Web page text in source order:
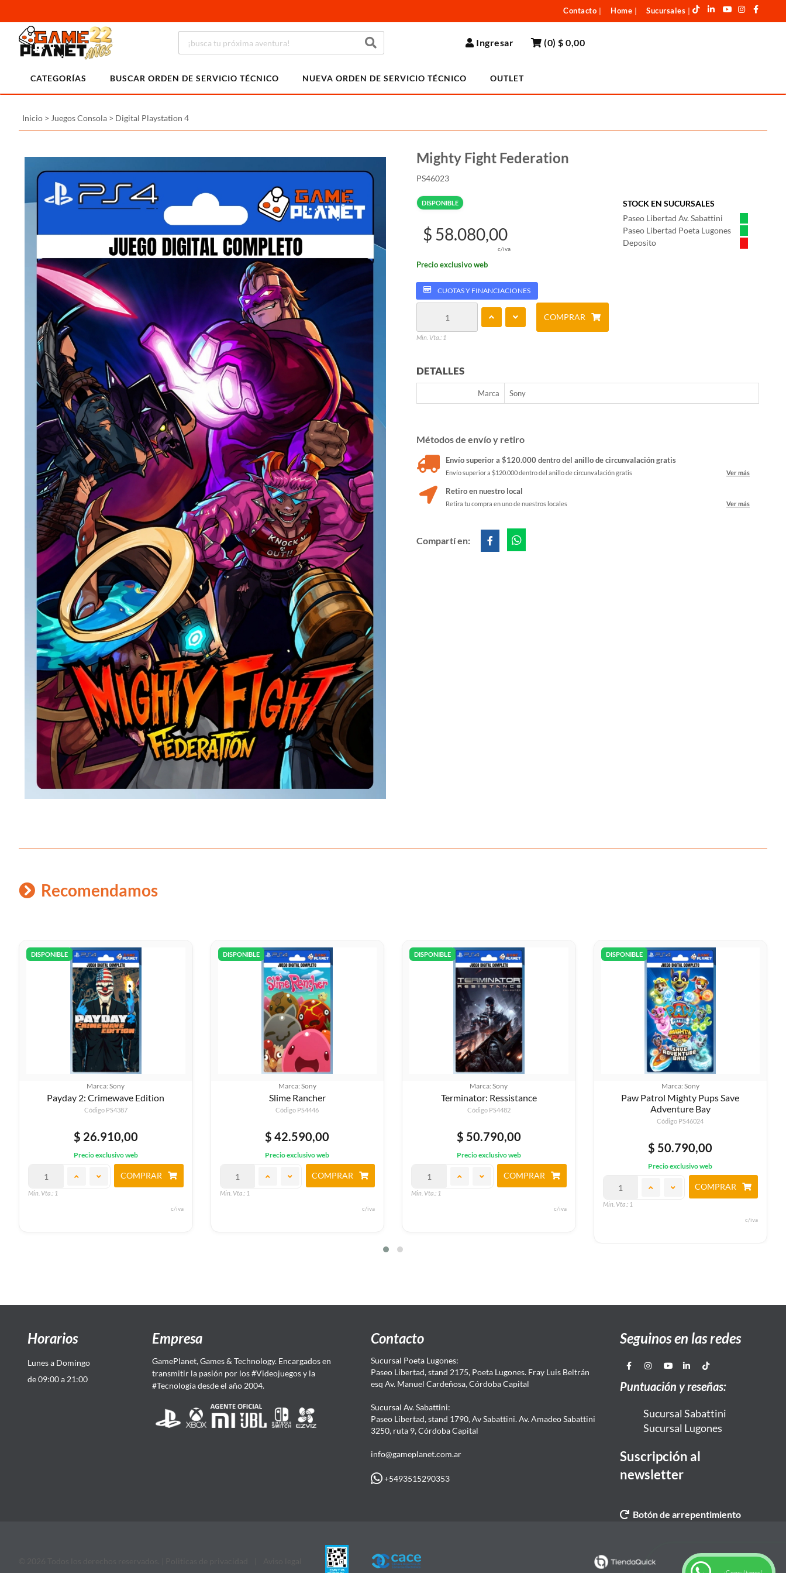
Contacto Home Sucursales
Ingresar (0)$ 0,00
CATEGORÍAS BUSCAR ORDEN DE SERVICIO TÉCNICO NUEVA ORDEN DE SERVICIO TÉCNICO OUTLET
Inicio > Juegos Consola > Digital Playstation 4
Mighty Fight Federation
PS46023
DISPONIBLE
STOCK EN SUCURSALES
Paseo Libertad Av. Sabattini
Paseo Libertad Poeta Lugones
Deposito
$ 58.080,00
c/iva
Precio exclusivo web
CUOTAS Y FINANCIACIONES
Min. Vta.: 1
COMPRAR
DETALLES
Marca Sony
Métodos de envío y retiro
Envío superior a $120.000 dentro del anillo de circunvalación gratis
Envío superior a $120.000 dentro del anillo de circunvalación gratis Ver más
Retiro en nuestro local
Retira tu compra en uno de nuestros locales Ver más
Compartí en:
Recomendamos
DISPONIBLE
Marca: Sony
Slime Rancher
Código PS4446
$ 42.590,00
Precio exclusivo web
Min. Vta.: 1
COMPRAR
c/iva
DISPONIBLE
Marca: Sony
Terminator: Ressistance
Código PS4482
$ 50.790,00
Precio exclusivo web
Min. Vta.: 1
COMPRAR
c/iva
DISPONIBLE
Marca: Sony
Paw Patrol Mighty Pups Save
Adventure Bay
Precio exclusivo web
COMPRAR
DISPONIBLE
Marca: Sony
Streets Of Rage 4
Código PS4472
Precio exclusivo web
Min. Vta.: 1
COMPRAR
Horarios
Lunes a Domingo
de 09:00 a 21:00
Empresa
GamePlanet, Games & Technology. Encargados en
transmitir la pasión por los #Videojuegos y la
#Tecnología desde el año 2004.
Contacto
Sucursal Poeta Lugones:
Paseo Libertad, stand 2175, Poeta Lugones. Fray Luis Beltrán
esq Av. Manuel Cardeñosa, Córdoba Capital
Sucursal Av. Sabattini:
Paseo Libertad, stand 1790, Av Sabattini. Av. Amadeo Sabattini
3250, ruta 9, Córdoba Capital
info@gameplanet.com.ar
+5493515290353
Seguinos en las redes
Puntuación y reseñas:
Sucursal Sabattini
Sucursal Lugones
Suscripción al
newsletter
Botón de arrepentimiento